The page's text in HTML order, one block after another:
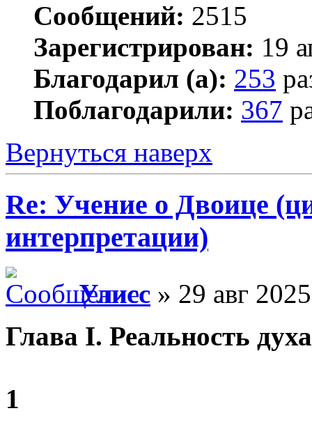
Сообщений: 2515
Зарегистрирован: 19
Благодарил (а): 253
Поблагодарили: 367
Вернуться наверх
Re: Учение о Двоице
интерпретации)
Улисс » 29 авг
Глава I. Реальность
1